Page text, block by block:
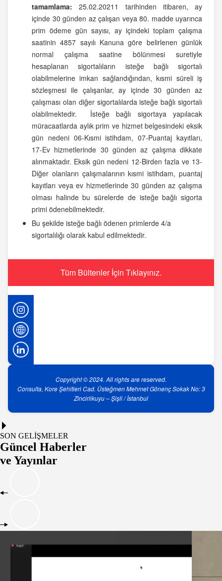
tamamlama:25.02.20211 tarihinden itibaren, ay
içinde 30 günden az çalışan veya 80. madde uyarınca
prim ödeme gün sayısı, ay içindeki toplam çalışma
saatinin 4857 sayılı Kanuna göre belirlenen günlük
normal çalışma saatine bölünmesi suretiyle
hesaplanan sigortalıların isteğe bağlı sigortalı
olabilmelerine imkan sağlandığından, kısmi süreli iş
sözleşmesi ile çalışanlar, ay içinde 30 günden az
çalışması olan diğer sigortalılarda isteğe bağlı sigortalı
olabilmektedir. İsteğe bağlı sigortaya yapılacak
müracaatlarda aylık prim ve hizmet belgesindeki eksik
gün nedeni 06-Kısmi istihdam, 07-Puantaj kayıtları,
17-Ev hizmetlerinde 30 günden az çalışma dikkate
alınmaktadır. Eksik gün nedeni 12-Birden fazla ve 13-
Diğer olanların çalışmalarının kısmi istihdam, puantaj
kayıtları veya ev hizmetlerinde 30 günden az çalışma
olması halinde bu sürelerde de isteğe bağlı sigorta
primi ödenebilmektedir.
Bu şekilde isteğe bağlı ödenen primlerde 4/a
sigortalılığı olarak kabul edilmektedir.
Tüm Bültenler İçin Tıklayınız.
Copyright © 2024. All rights are reserved.
Consulta, Kore Şehitleri Cad. Üsteğmen Mehmet Gönenç Sokak No: 3
Zincirlikuyu – Şişli / İstanbul
SON GELİŞMELER
Güncel Haberler
ve Yayınlar